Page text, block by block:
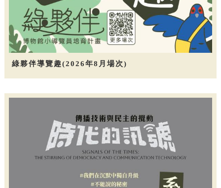
綠夥伴導覽趣(2026年8月場次)